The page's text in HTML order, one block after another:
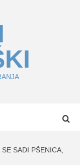
SE SADI PŠENICA,